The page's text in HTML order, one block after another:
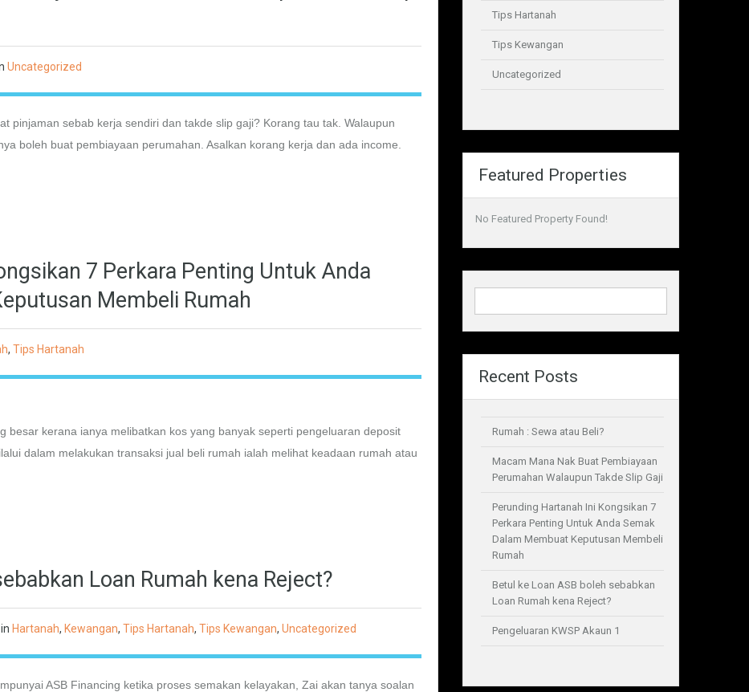
Uncategorized
pinjaman sebab kerja sendiri dan takde slip gaji? Korang tau tak. Walaupun
boleh buat pembiayaan perumahan. Asalkan korang kerja dan ada income.
7 Perkara Penting Untuk Anda
Membeli Rumah
, Tips Hartanah
besar kerana ianya melibatkan kos yang banyak seperti pengeluaran deposit
dalam melakukan transaksi jual beli rumah ialah melihat keadaan rumah atau
Loan Rumah kena Reject?
in Hartanah, Kewangan, Tips Hartanah, Tips Kewangan, Uncategorized
ASB Financing ketika proses semakan kelayakan, Zai akan tanya soalan
Tips Hartanah
Tips Kewangan
Uncategorized
Featured Properties
No Featured Property Found!
Recent Posts
Rumah : Sewa atau Beli?
Macam Mana Nak Buat Pembiayaan
Perumahan Walaupun Takde Slip Gaji
Perunding Hartanah Ini Kongsikan 7
Perkara Penting Untuk Anda Semak
Dalam Membuat Keputusan Membeli
Rumah
Betul ke Loan ASB boleh sebabkan
Loan Rumah kena Reject?
Pengeluaran KWSP Akaun 1